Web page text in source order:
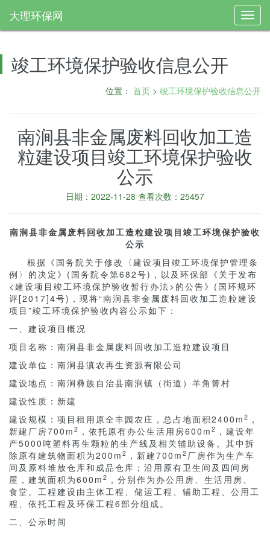
大理环保网
竣工环境保护验收信息公开
位置： 首页 > 竣工环境保护验收信息公开
南涧县非金属废料回收加工造
粒建设项目竣工环境保护验收
公示
日期：2022-11-28 查看次数：25457
南涧县非金属废料回收加工造粒建设项目竣工环境保护验收
公示
根据《国务院关于修改〈建设项目竣工环境保护管理条
例〉的决定》(国务院令第682号)，以及环保部《关于发布
<建设项目竣工环境保护验收暂行办法>的公告》(国环规环
评[2017]4号)，现将“南涧县非金属废料回收加工造粒建设
项目”竣工环境保护验收内容公示如下：
一、建设项目概况
项目名称：南涧县非金属废料回收加工造粒建设项目
建设单位：南涧县滇农再生资源有限公司
建设地点：南涧彝族自治县南涧镇（街道）羊角箐村
建设性质：新建
建设规模：项目租用原全丰园农庄，总占地面积2400m 2 ，
新建厂房700m 2 ，依托原有办公生活用房600m 2 ，建设年
产5000吨塑料再生颗粒的生产线及相关辅助设备。其中拆
除原有建筑物面积为200m 2 ，新建700m 2 厂房作为生产车
间及原料堆放仓库和成品仓库；沿用原有卫生间及四间房
屋，建筑面积为600m 2 ，分别作为办公用房、生活用房、
食堂。工程建设由主体工程、储运工程、辅助工程、公用工
程、依托工程及环保工程6部分组成。
二、公示时间